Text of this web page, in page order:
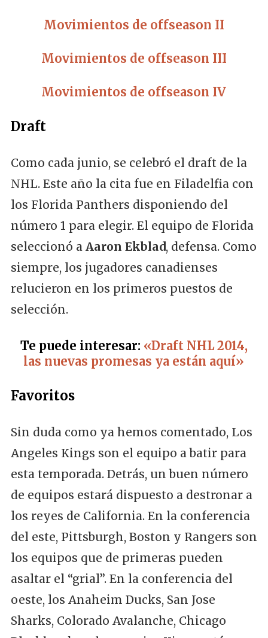
Movimientos de offseason II
Movimientos de offseason III
Movimientos de offseason IV
Draft
Como cada junio, se celebró el draft de la
NHL. Este año la cita fue en Filadelfia con
los Florida Panthers disponiendo del
número 1 para elegir. El equipo de Florida
seleccionó a Aaron Ekblad, defensa. Como
siempre, los jugadores canadienses
relucieron en los primeros puestos de
selección.
Te puede interesar: «Draft NHL 2014,
las nuevas promesas ya están aquí»
Favoritos
Sin duda como ya hemos comentado, Los
Angeles Kings son el equipo a batir para
esta temporada. Detrás, un buen número
de equipos estará dispuesto a destronar a
los reyes de California. En la conferencia
del este, Pittsburgh, Boston y Rangers son
los equipos que de primeras pueden
asaltar el “grial”. En la conferencia del
oeste, los Anaheim Ducks, San Jose
Sharks, Colorado Avalanche, Chicago